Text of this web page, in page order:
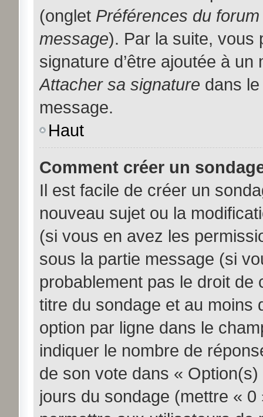
(onglet Préférences du
message). Par la suite, vous
signature d’être ajoutée à
Attacher sa signature dans
message.
Haut
Comment créer un
Il est facile de créer un
nouveau sujet ou la
(si vous en avez les
sous la partie message (si
probablement pas le droit
titre du sondage et au moins
option par ligne dans le
indiquer le nombre de
de son vote dans «
jours du sondage (mettre «